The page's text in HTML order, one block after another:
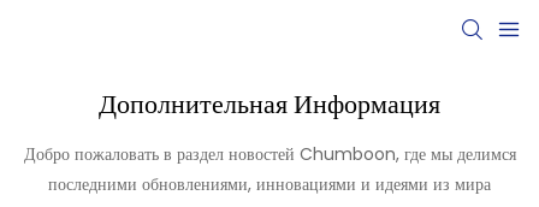
Дополнительная Информация
Добро пожаловать в раздел новостей Chumboon, где мы делимся
последними обновлениями, инновациями и идеями из мира